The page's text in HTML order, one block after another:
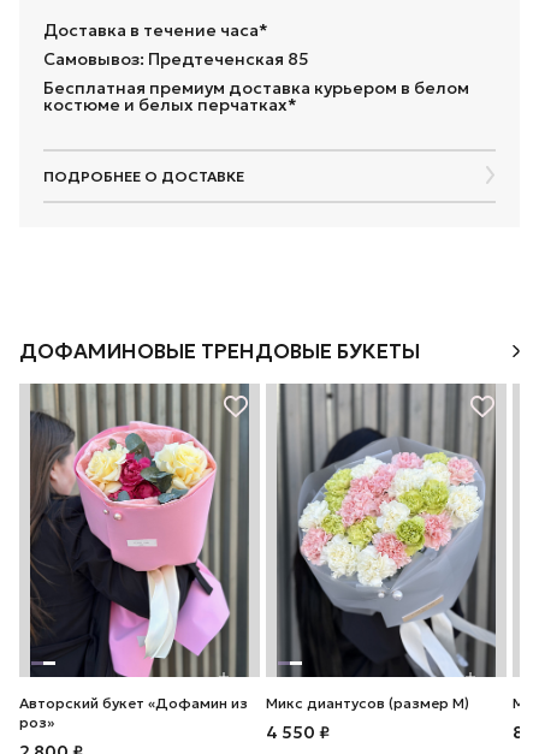
Доставка в течение часа*
Самовывоз: Предтеченская 85
Бесплатная премиум доставка курьером в белом
костюме и белых перчатках*
ПОДРОБНЕЕ О ДОСТАВКЕ
ДОФАМИНОВЫЕ ТРЕНДОВЫЕ БУКЕТЫ
Авторский букет «Дофамин из
роз»
Микс диантусов (размер М)
4 550 ₽ 8